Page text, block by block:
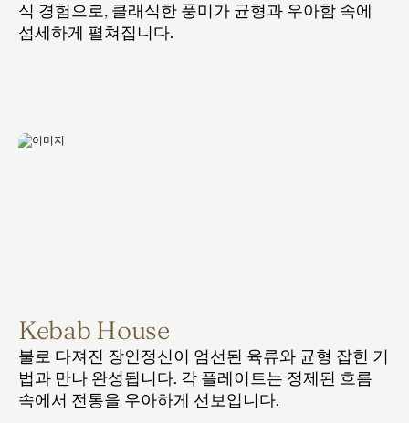
식 경험으로, 클래식한 풍미가 균형과 우아함 속에
섬세하게 펼쳐집니다.
Kebab House
불로 다져진 장인정신이 엄선된 육류와 균형 잡힌 기
법과 만나 완성됩니다. 각 플레이트는 정제된 흐름
속에서 전통을 우아하게 선보입니다.